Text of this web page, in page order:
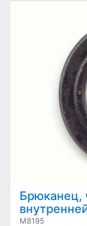
Брюканец,
M8195